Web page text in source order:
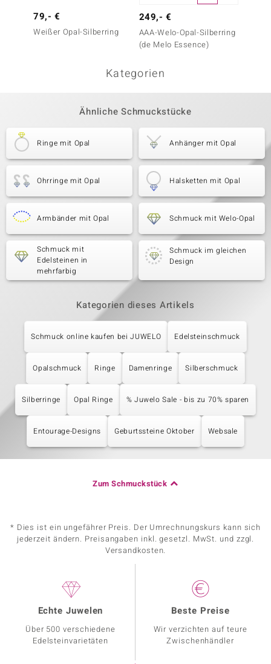
79,- €
Weißer Opal-Silberring
249,- €
AAA-Welo-Opal-Silberring
(de Melo Essence)
Kategorien
Ähnliche Schmuckstücke
Ringe mit Opal Anhänger mit Opal
Ohrringe mit Opal Halsketten mit Opal
Armbänder mit Opal Schmuck mit Welo-Opal
Schmuck mit
Edelsteinen in
mehrfarbig
Schmuck im gleichen
Design
Kategorien dieses Artikels
Schmuck online kaufen bei JUWELO Edelsteinschmuck
Opalschmuck Ringe Damenringe Silberschmuck
Silberringe Opal Ringe % Juwelo Sale - bis zu 70% sparen
Entourage-Designs Geburtssteine Oktober Websale
Zum Schmuckstück
* Dies ist ein ungefährer Preis. Der Umrechnungskurs kann sich
jederzeit ändern. Preisangaben inkl. gesetzl. MwSt. und zzgl.
Versandkosten.
Echte Juwelen
Über 500 verschiedene
Edelsteinvarietäten
Beste Preise
Wir verzichten auf teure
Zwischenhändler